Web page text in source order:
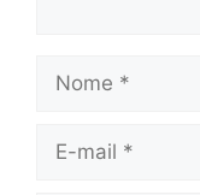
mail